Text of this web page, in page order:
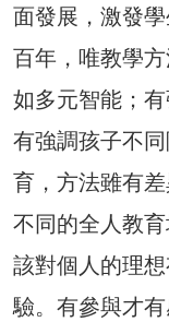
面發展，激發
百年，唯教學
如多元智能；
有強調孩子不
育，方法雖有
不同的全人教
該對個人的理
驗。有參與才